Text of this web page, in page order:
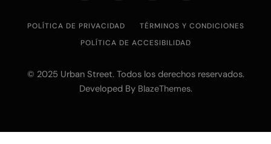
POLÍTICA DE PRIVACIDAD
TÉRMINOS Y CONDICIONES
POLÍTICA DE ACCESIBILIDAD
© 2025 Urban Street. Todos los derechos reservados.
Developed By BlazeThemes.